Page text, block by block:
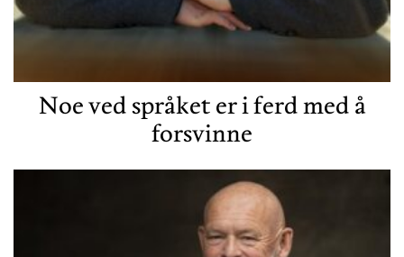
Noe ved språket er i ferd med å
forsvinne